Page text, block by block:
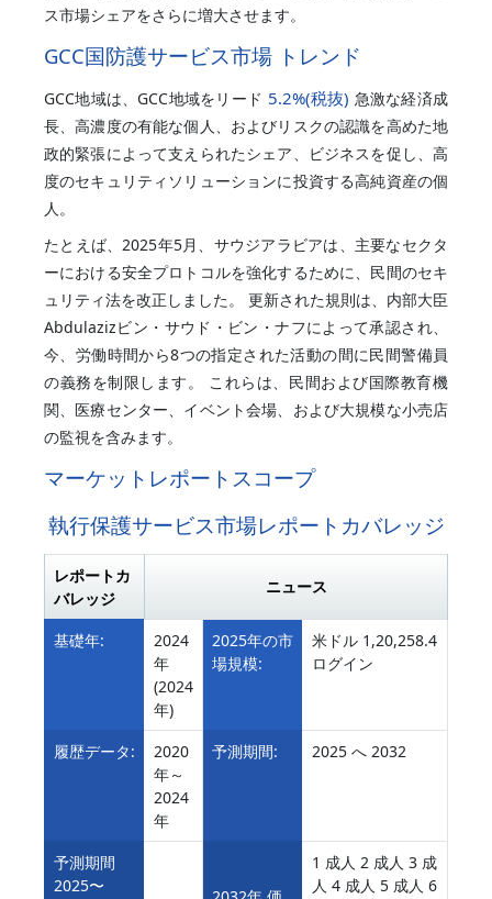
ス市場シェアをさらに増大させます。
GCC国防護サービス市場 トレンド
GCC地域は、GCC地域をリード 5.2%(税抜) 急激な経済成
長、高濃度の有能な個人、およびリスクの認識を高めた地
政的緊張によって支えられたシェア、ビジネスを促し、高
度のセキュリティソリューションに投資する高純資産の個
人。
たとえば、2025年5月、サウジアラビアは、主要なセクタ
ーにおける安全プロトコルを強化するために、民間のセキ
ュリティ法を改正しました。 更新された規則は、内部大臣
Abdulazizビン・サウド・ビン・ナフによって承認され、
今、労働時間から8つの指定された活動の間に民間警備員
の義務を制限します。 これらは、民間および国際教育機
関、医療センター、イベント会場、および大規模な小売店
の監視を含みます。
マーケットレポートスコープ
執行保護サービス市場レポートカバレッジ
レポートカ
バレッジ
ニュース
基礎年:
2024
年
(2024
年)
2025年の市
場規模:
米ドル 1,20,258.4
ログイン
履歴データ:
2020
年～
2024
年
予測期間: 2025 へ 2032
予測期間
2025〜
1 成人 2 成人 3 成
人 4 成人 5 成人 6